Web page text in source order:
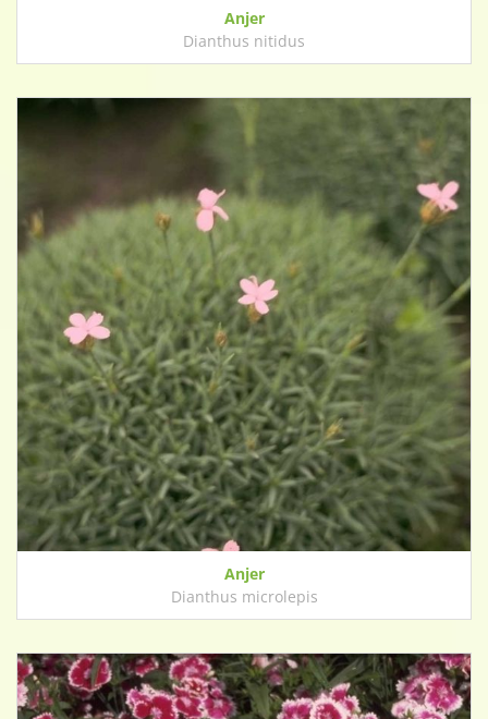
Anjer
Dianthus nitidus
Anjer
Dianthus microlepis